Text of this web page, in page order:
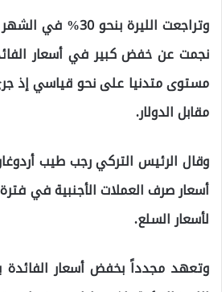
وتراجعت الليرة
نجمت عن خفض كبير في أسعار
مقابل الدولار.
وقال الرئيس التركي رجب طيب
أسعار صرف العملات الأجنبية في
لأسعار السلع.
وتعهد مجدداً بخفض أسعار